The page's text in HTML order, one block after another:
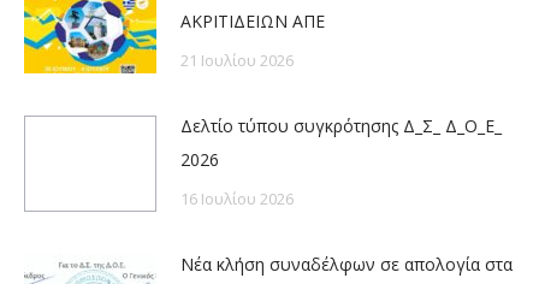
ΑΚΡΙΤΙΔΕΙΩΝ ΑΠΕ
21 Ιουλίου 2026
Δελτίο τύπου συγκρότησης Δ_Σ_ Δ_Ο_Ε_
2026
16 Ιουλίου 2026
Νέα κλήση συναδέλφων σε απολογία στα